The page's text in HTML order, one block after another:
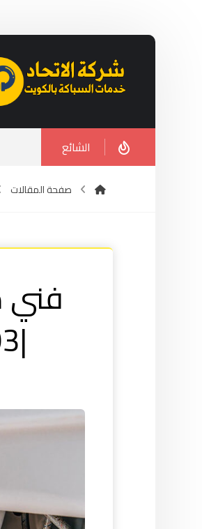
الشائع
صفحة المقالات
فني
|55521593| سباك الكويت